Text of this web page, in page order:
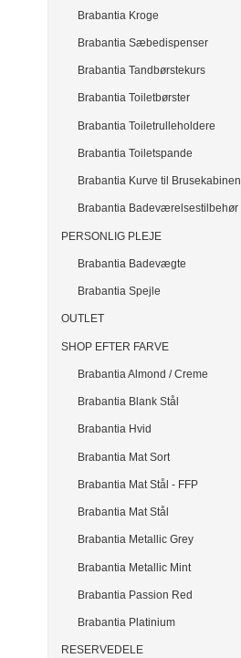
Brabantia Kroge
Brabantia Sæbedispenser
Brabantia Tandbørstekurs
Brabantia Toiletbørster
Brabantia Toiletrulleholdere
Brabantia Toiletspande
Brabantia Kurve til Brusekabinen
Brabantia Badeværelsestilbehør
PERSONLIG PLEJE
Brabantia Badevægte
Brabantia Spejle
OUTLET
SHOP EFTER FARVE
Brabantia Almond / Creme
Brabantia Blank Stål
Brabantia Hvid
Brabantia Mat Sort
Brabantia Mat Stål - FFP
Brabantia Mat Stål
Brabantia Metallic Grey
Brabantia Metallic Mint
Brabantia Passion Red
Brabantia Platinium
RESERVEDELE